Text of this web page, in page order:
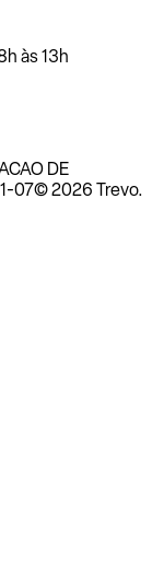
às 13h
DE
07© 2026 Trevo.